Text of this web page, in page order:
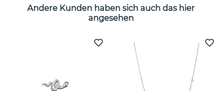
Andere Kunden haben sich auch das hier
angesehen